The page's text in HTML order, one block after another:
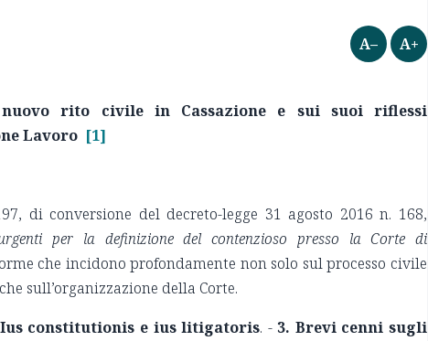
A– A+
rito civile in Cassazione e sui suoi riflessi
Lavoro [1]
di conversione del decreto-legge 31 agosto 2016 n. 168,
per la definizione del contenzioso presso la Corte di
che incidono profondamente non solo sul processo civile
sull’organizzazione della Corte.
Ius constitutionis e ius litigatoris. - 3. Brevi cenni sugli